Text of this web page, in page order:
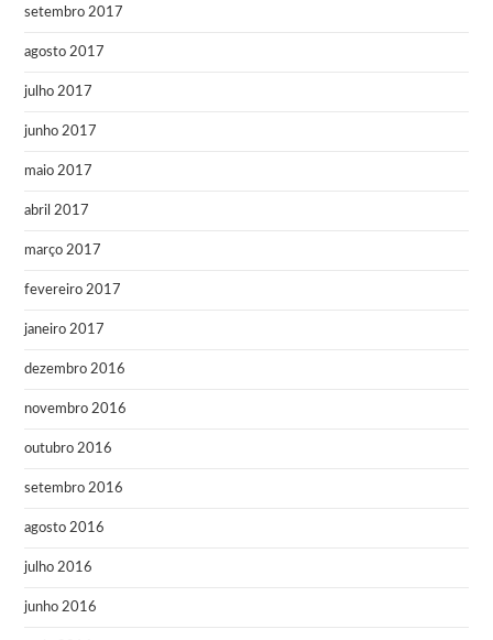
setembro 2017
agosto 2017
julho 2017
junho 2017
maio 2017
abril 2017
março 2017
fevereiro 2017
janeiro 2017
dezembro 2016
novembro 2016
outubro 2016
setembro 2016
agosto 2016
julho 2016
junho 2016